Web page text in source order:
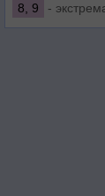
8, 9
-